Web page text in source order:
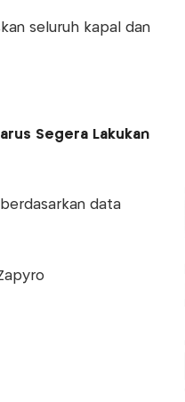
seluruh kapal dan
Segera Lakukan
data